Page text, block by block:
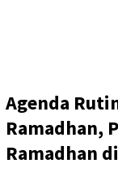
Agenda
Ramadhan,
Ramadhan